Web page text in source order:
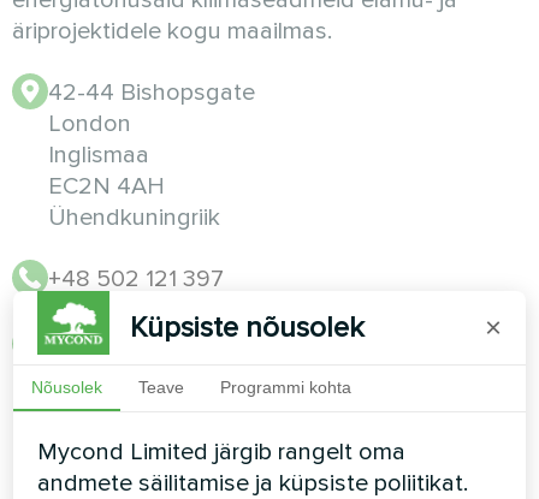
äriprojektidele kogu maailmas.
42-44 Bishopsgate
London
Inglismaa
EC2N 4AH
Ühendkuningriik
+48 502 121 397
info@mycond.eu
info@mycond.co.uk
E–R 9.00–18.00, L 10.00–14.00
Küpsiste nõusolek ×
Nõusolek Teave Programmi kohta
Mycond Limited järgib rangelt oma
andmete säilitamise ja küpsiste poliitikat.